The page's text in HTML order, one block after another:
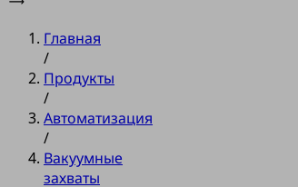
Главная
/
Продукты
/
Автоматизация
/
Вакуумные
захваты